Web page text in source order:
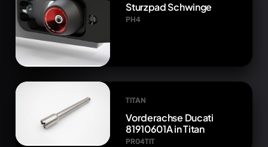
Sturzpad Schwinge
PH4
TITAN
Vorderachse Ducati
81910601A in Titan
PR04TIT